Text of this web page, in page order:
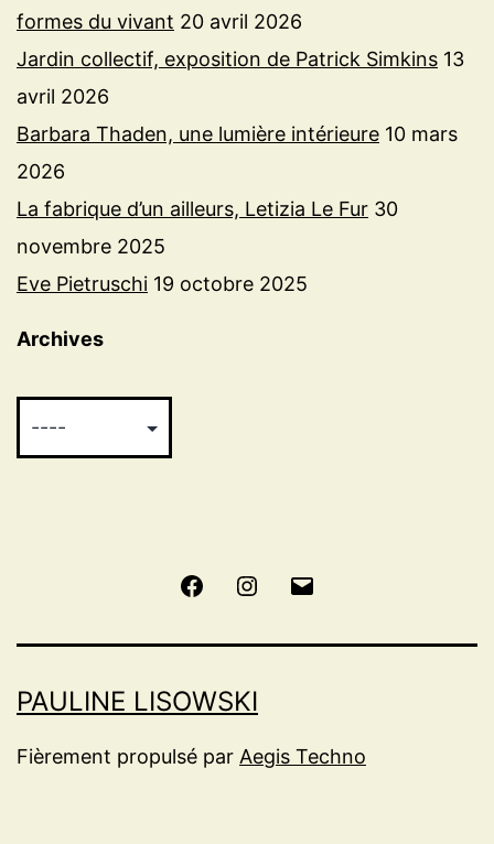
formes du vivant 20 avril 2026
Jardin collectif, exposition de Patrick Simkins 13
avril 2026
Barbara Thaden, une lumière intérieure 10 mars
2026
La fabrique d’un ailleurs, Letizia Le Fur 30
novembre 2025
Eve Pietruschi 19 octobre 2025
Archives
FacebookInstagram
PAULINE LISOWSKI
Fièrement propulsé par Aegis Techno